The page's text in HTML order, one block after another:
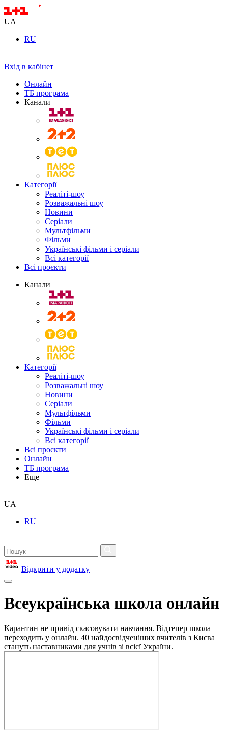
UA
RU
Вхід в кабінет
Онлайн
ТБ програма
Канали
Категорії
Реаліті-шоу
Розважальні шоу
Новини
Серіали
Мультфільми
Фільми
Українські фільми і серіали
Всі категорії
Всі проєкти
Канали
Категорії
Реаліті-шоу
Розважальні шоу
Новини
Серіали
Мультфільми
Фільми
Українські фільми і серіали
Всі категорії
Всі проєкти
Онлайн
ТБ програма
Еще
UA
RU
Відкрити у додатку
Всеукраїнська школа онлайн
Карантин не привід скасовувати навчання. Відтепер школа
переходить у онлайн. 40 найдосвідченіших вчителів з Києва
стануть наставниками для учнів зі всієї України.